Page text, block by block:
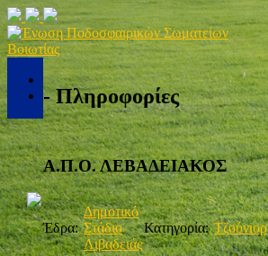
- Πληροφορίες
Α.Π.Ο. ΛΕΒΑΔΕΙΑΚΟΣ
Έδρα:
Δημοτικό
Στάδιο
Λιβαδειάς
Κατηγορία:Τζούνιορ